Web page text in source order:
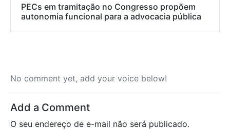
PECs em tramitação no Congresso propõem
autonomia funcional para a advocacia pública
No comment yet, add your voice below!
Add a Comment
O seu endereço de e-mail não será publicado.